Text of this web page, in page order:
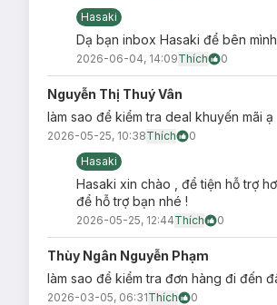
Hasaki
Dạ bạn inbox Hasaki để bên
2026-06-04, 14:09Thích 0
Nguyễn Thị Thuý Vân
làm sao để kiểm tra deal khuyến mãi ạ
2026-05-25, 10:38Thích
0
Hasaki
Hasaki xin chào , để tiện hỗ trợ
để hỗ trợ bạn nhé !
2026-05-25, 12:44Thích 0
Thùy Ngân Nguyễn Phạm
làm sao để kiểm tra đơn hàng đi đến
2026-03-05, 06:31Thích 0